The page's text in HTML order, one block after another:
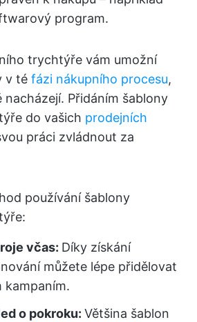
program.
trychtýře vám umožní
v té fázi nákupního procesu,
nacházejí. Přidáním šablony
do vašich prodejních
práci zvládnout za
používání šablony
včas: Díky získání
můžete lépe přidělovat
kampaním.
o pokroku: Většina šablon